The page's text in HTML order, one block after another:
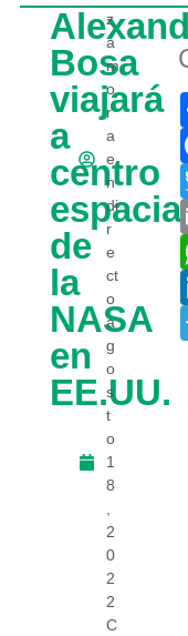
Bosa
viajará
a
centro
de
la
NASA
en
EE.UU.
z
a
m
o
r
a
e
n
di
r
e
ct
o
a
g
o
s
t
o
1
8
2
0
2
2
C